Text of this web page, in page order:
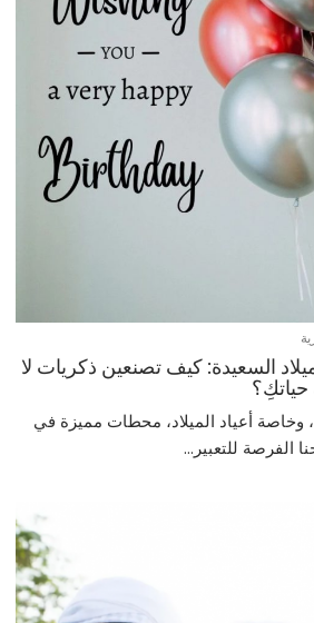
السعيدة: كيف تصنعين ذكريات لا
وخاصة أعياد الميلاد، محطات مميزة في
الفرصة للتعبير...